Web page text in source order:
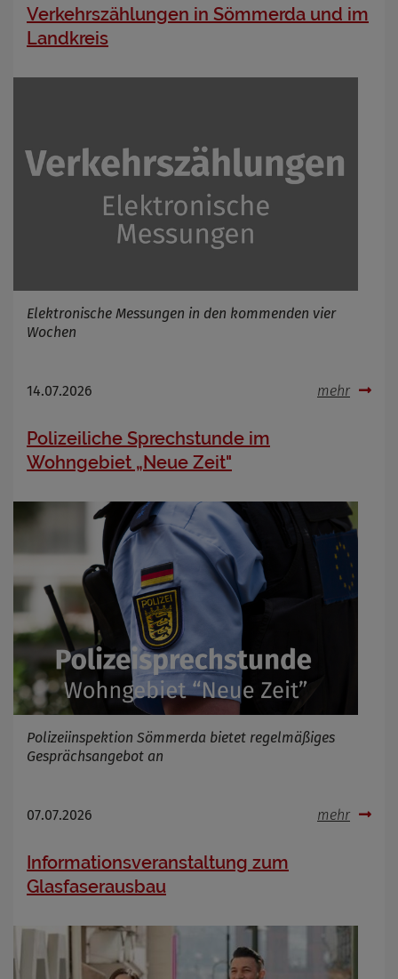
Verkehrszählungen in Sömmerda und im
Landkreis
Elektronische Messungen in den kommenden vier
Wochen
14.07.2026 mehr
Polizeiliche Sprechstunde im
Wohngebiet „Neue Zeit"
Polizeiinspektion Sömmerda bietet regelmäßiges
Gesprächsangebot an
07.07.2026 mehr
Informationsveranstaltung zum
Glasfaserausbau